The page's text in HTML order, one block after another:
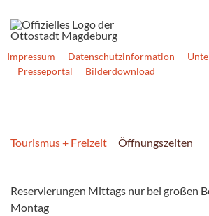
Impressum Datenschutzinformation
Presseportal
Bilderdownload
Tourismus + Freizeit Öffnungszeiten
Reservierungen Mittags nur bei großen
Montag